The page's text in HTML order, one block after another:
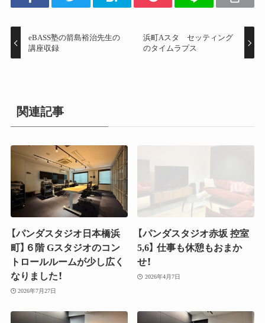
eBASS塾の箭島裕治先生の
講座収録
浜町Aスタ セッティング
のタイムラプス
関連記事
【パンダスタジオ日本橋浜
町】６階 Gスタジオのコン
トロールルームが少し広く
なりました！
2026年7月27日
【パンダスタジオ赤坂 控室
5,6】 仕事も休憩もおまか
せ！
2026年4月7日